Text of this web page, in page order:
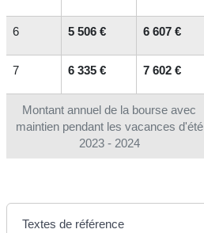
Montant annuel de la bourse avec
maintien pendant les vacances d'été
2023 - 2024
6 5 506 € 6 607 €
7 6 335 € 7 602 €
Textes de référence